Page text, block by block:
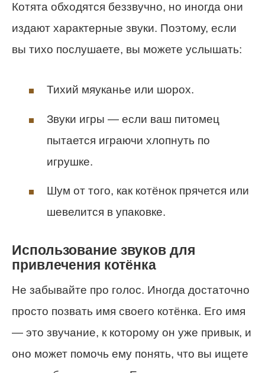
Котята обходятся беззвучно, но иногда они
издают характерные звуки. Поэтому, если
вы тихо послушаете, вы можете услышать:
Тихий мяуканье или шорох.
Звуки игры — если ваш питомец
пытается играючи хлопнуть по
игрушке.
Шум от того, как котёнок прячется или
шевелится в упаковке.
Использование звуков для
привлечения котёнка
Не забывайте про голос. Иногда достаточно
просто позвать имя своего котёнка. Его имя
— это звучание, к которому он уже привык, и
оно может помочь ему понять, что вы ищете